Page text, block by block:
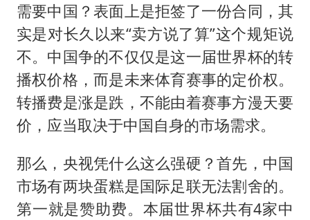
需要中国？表面上是拒签了一份合同，其
实是对长久以来“卖方说了算”这个规矩说
不。中国争的不仅仅是这一届世界杯的转
播权价格，而是未来体育赛事的定价权。
转播费是涨是跌，不能由着赛事方漫天要
价，应当取决于中国自身的市场需求。
那么，央视凭什么这么强硬？首先，中国
市场有两块蛋糕是国际足联无法割舍的。
第一就是赞助费。本届世界杯共有4家中